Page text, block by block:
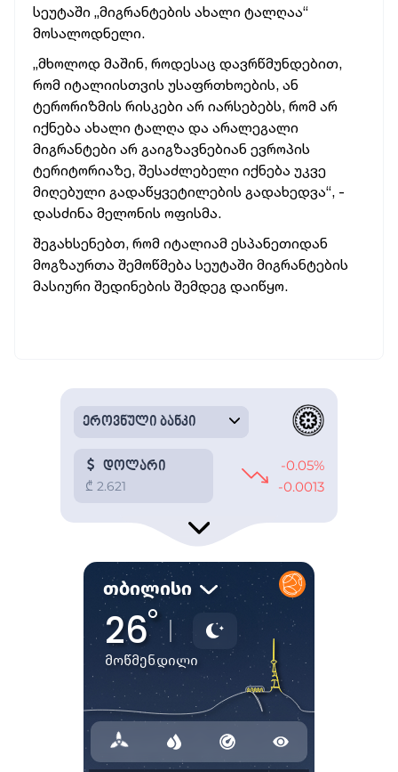
სეუტაში „მიგრანტების ახალი ტალღაა“
მოსალოდნელი.
„მხოლოდ მაშინ, როდესაც დავრწმუნდებით,
რომ იტალიისთვის უსაფრთხოების, ან
ტერორიზმის რისკები არ იარსებებს, რომ არ
იქნება ახალი ტალღა და არალეგალი
მიგრანტები არ გაიგზავნებიან ევროპის
ტერიტორიაზე, შესაძლებელი იქნება უკვე
მიღებული გადაწყვეტილების გადახედვა“, -
დასძინა მელონის ოფისმა.
შეგახსენებთ, რომ იტალიამ ესპანეთიდან
მოგზაურთა შემოწმება სეუტაში მიგრანტების
მასიური შედინების შემდეგ დაიწყო.